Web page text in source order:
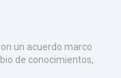
un acuerdo marco
de conocimientos,